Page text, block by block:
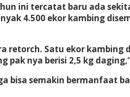
ini tercatat baru ada
4.500 ekor kambing
Satu ekor kambing
pak nya berisi 2,5 kg
semakin bermanfaat